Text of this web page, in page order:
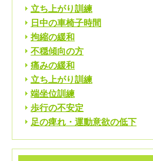
立ち上がり訓練
日中の車椅子時間
拘縮の緩和
不穏傾向の方
痛みの緩和
立ち上がり訓練
端坐位訓練
歩行の不安定
足の痺れ・運動意欲の低下